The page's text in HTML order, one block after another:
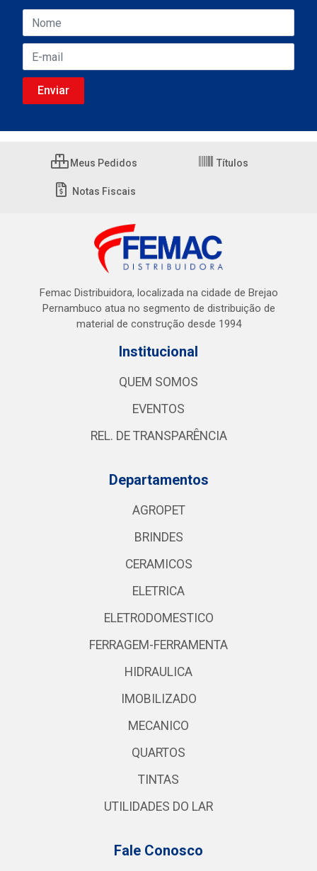
Meus Pedidos Títulos
Notas Fiscais
Femac Distribuidora, localizada na cidade de Brejao
Pernambuco atua no segmento de distribuição de
material de construção desde 1994
Institucional
QUEM SOMOS
EVENTOS
REL. DE TRANSPARÊNCIA
Departamentos
AGROPET
BRINDES
CERAMICOS
ELETRICA
ELETRODOMESTICO
FERRAGEM-FERRAMENTA
HIDRAULICA
IMOBILIZADO
MECANICO
QUARTOS
TINTAS
UTILIDADES DO LAR
Fale Conosco